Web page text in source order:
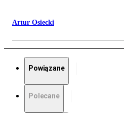
Artur Osiecki
Powiązane
Polecane